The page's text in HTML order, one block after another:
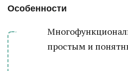
Особенности
простым и